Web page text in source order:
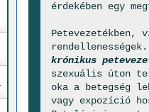
érdekében egy
Petevezetékben,
krónikus
szexuális úton
oka a betegség
vagy expozíció